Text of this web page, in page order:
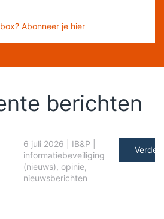
Abonneer je hier
berichten
6 juli 2026 IB&P
informatiebeveiliging
(nieuws), opinie,
nieuwsberichten
Verder